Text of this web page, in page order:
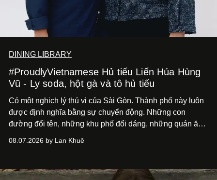
DINING LIBRARY
#ProudlyVietnamese Hủ tiếu Liến Húa Hùng
Vũ - Ly soda, hột gà và tô hủ tiếu
Có một nghịch lý thú vị của Sài Gòn. Thành phố này luôn
được định nghĩa bằng sự chuyển động. Những con
đường đổi tên, những khu phố đổi dáng, những quán ăn
nói về cái mới, về xu hướng tiếp theo, về những điều
08.07.2026 by Lan Khuê